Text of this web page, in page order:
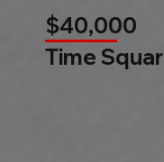
$40,000
Time